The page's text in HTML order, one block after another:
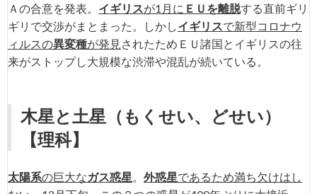
Ａの合意を発表。 イギリスが1月に ＥＵを離脱する直前ギリ
ギリで交渉がまとまった。しかし イギリスで新型コロナウ
ィルスの異変種が発見 されたためＥＵ諸国とイギリスの往
来がストップし大規模な渋滞や混乱が続いている。
木星と土星 （もくせい、どせい）
【理科】
太陽系の巨大なガス惑星 外惑星であるため満ち欠けはし